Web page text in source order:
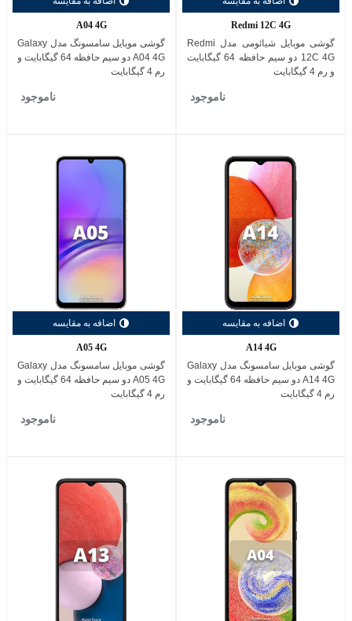
Redmi 12C 4G
گوشی موبایل شیائومی مدل Redmi
12C 4G دو سیم حافظه 64 گیگابایت
و رم 4 گیگابایت
ناموجود
A04 4G
گوشی موبایل سامسونگ مدل Galaxy
A04 4G دو سیم حافظه 64 گیگابایت و
رم 4 گیگابایت
ناموجود
اضافه به مقایسه
A14 4G
گوشی موبایل سامسونگ مدل Galaxy
A14 4G دو سیم حافظه 64 گیگابایت و
رم 4 گیگابایت
ناموجود
اضافه به مقایسه
A05 4G
گوشی موبایل سامسونگ مدل Galaxy
A05 4G دو سیم حافظه 64 گیگابایت و
رم 4 گیگابایت
ناموجود